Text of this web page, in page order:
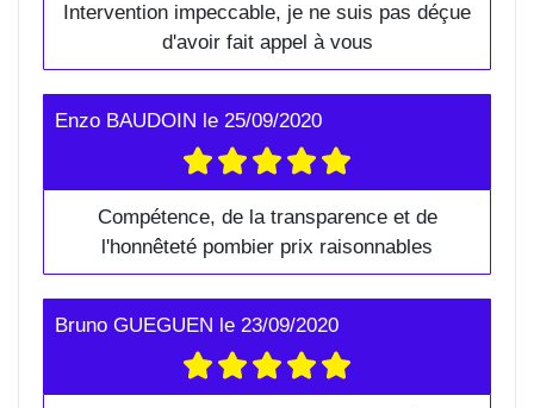
Intervention impeccable, je ne suis pas déçue
d'avoir fait appel à vous
Enzo BAUDOIN le 25/09/2020
Compétence, de la transparence et de
l'honnêteté pombier prix raisonnables
Bruno GUEGUEN le 23/09/2020